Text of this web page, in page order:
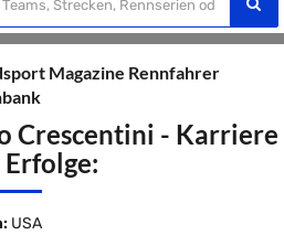
Magazine Rennfahrer
Crescentini - Karriere
USA